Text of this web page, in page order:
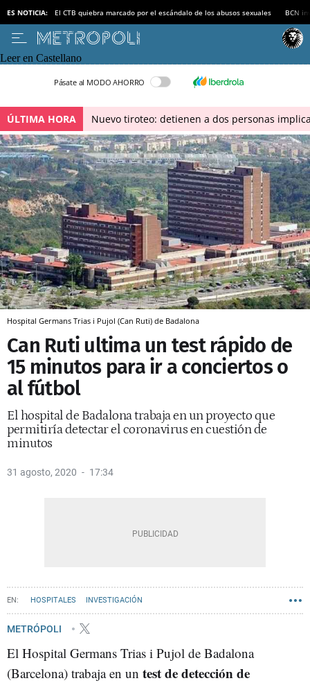
ES NOTICIA: El CTB quiebra marcado por el escándalo de los abusos sexuales BCN
Leer en Castellano
Pásate al MODO AHORRO
ÚLTIMA HORA Nuevo tiroteo: detienen a dos personas
Hospital Germans Trias i Pujol (Can Ruti) de Badalona
Can Ruti ultima un test rápido de
15 minutos para ir a conciertos o
al fútbol
El hospital de Badalona trabaja en un proyecto que
permitiría detectar el coronavirus en cuestión de
minutos
31 agosto, 2020 17:34
HOSPITALES INVESTIGACIÓN
METRÓPOLI
El Hospital Germans Trias i Pujol de Badalona
(Barcelona) trabaja en un test de detección de